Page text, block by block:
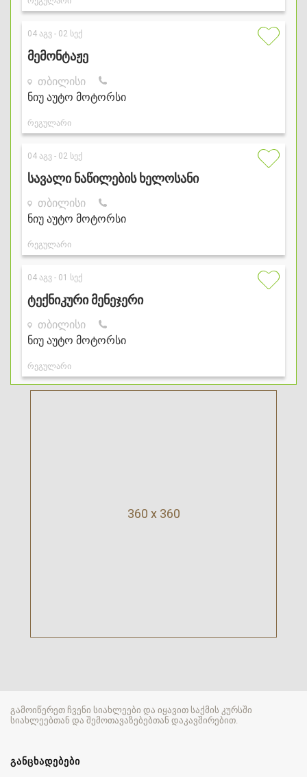
360 x 360
გამოიწერეთ ჩვენი სიახლეები და იყავით საქმის კურსში
სიახლეებთან და შემოთავაზებებთან დაკავშირებით.
ᲒᲐᲜᲪᲮᲐᲓᲔᲑᲔᲑᲘ